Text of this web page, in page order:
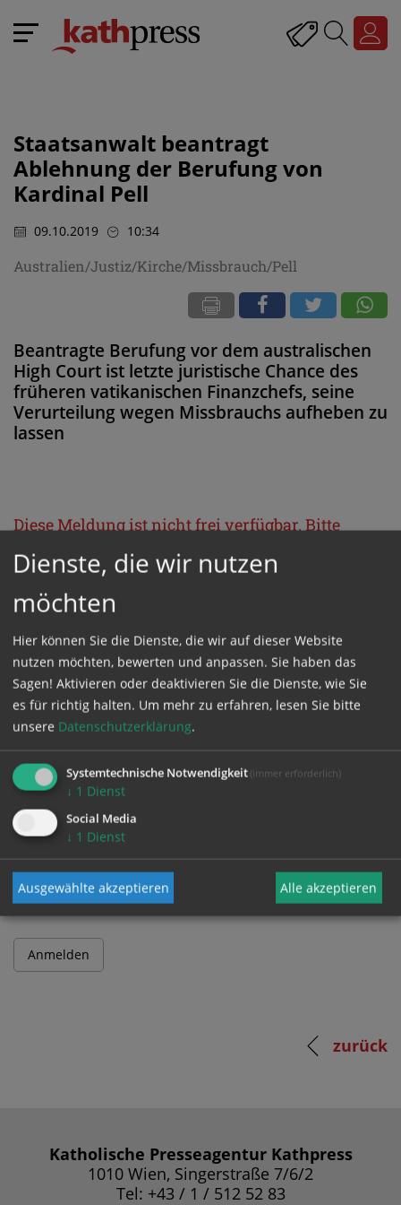
Staatsanwalt beantragt
Ablehnung der Berufung von
Kardinal Pell
09.10.2019 10:34
Australien/Justiz/Kirche/Missbrauch/Pell
Beantragte Berufung vor dem australischen
High Court ist letzte juristische Chance des
früheren vatikanischen Finanzchefs, seine
Verurteilung wegen Missbrauchs aufheben zu
lassen
Diese Meldung ist nicht frei verfügbar. Bitte
loggen Sie sich ein, oder bestellen Sie das
ProduktKathpress_online.
GESCHÜTZTER BEREICH
Bitte melden Sie sich mit Ihrem Benutzernamen
und Passwort an.
Benutzername
Passwort
zurück
Katholische Presseagentur Kathpress
1010 Wien, Singerstraße 7/6/2
Tel: +43 / 1 / 512 52 83
Dienste, die wir nutzen
möchten
Hier können Sie die Dienste, die wir auf dieser Website
nutzen möchten, bewerten und anpassen. Sie haben das
Sagen! Aktivieren oder deaktivieren Sie die Dienste, wie Sie
es für richtig halten. Um mehr zu erfahren, lesen Sie bitte
unsere Datenschutzerklärung.
Systemtechnische Notwendigkeit (immer erforderlich)
↓ 1 Dienst
Social Media
↓ 1 Dienst
Ausgewählte akzeptieren Alle akzeptieren